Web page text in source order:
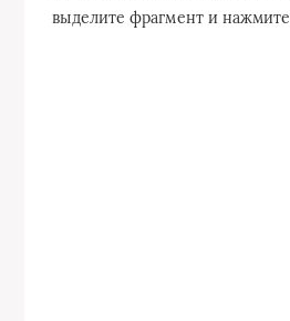
выделите фрагмент и нажмите